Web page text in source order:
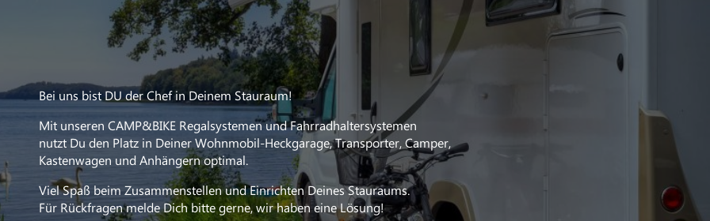
Bei uns bist DU der Chef in Deinem Stauraum!
Mit unseren CAMP&BIKE Regalsystemen und Fahrradhaltersystemen
nutzt Du den Platz in Deiner Wohnmobil-Heckgarage, Transporter, Camper,
Kastenwagen und Anhängern optimal.
Viel Spaß beim Zusammenstellen und Einrichten Deines Stauraums.
Für Rückfragen melde Dich bitte gerne, wir haben eine Lösung!